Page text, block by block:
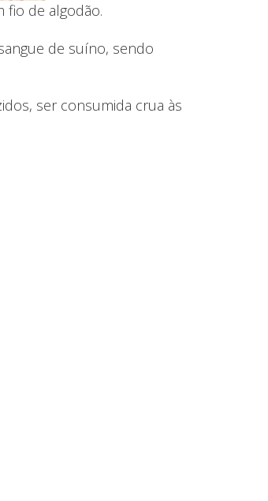
fio de algodão.
de suíno, sendo
ser consumida crua às